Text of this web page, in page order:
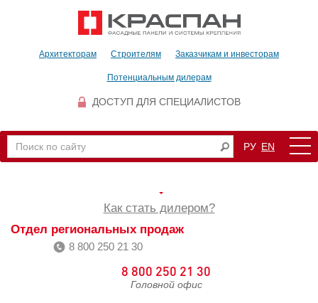
Архитекторам Строителям Заказчикам и инвесторам
Потенциальным дилерам
ДОСТУП ДЛЯ СПЕЦИАЛИСТОВ
РУ EN
Как стать дилером?
Отдел региональных продаж
8 800 250 21 30
8 800 250 21 30
Головной офис